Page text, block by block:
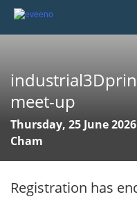
meet-up
Thursday, 25 June
Cham
Registration has